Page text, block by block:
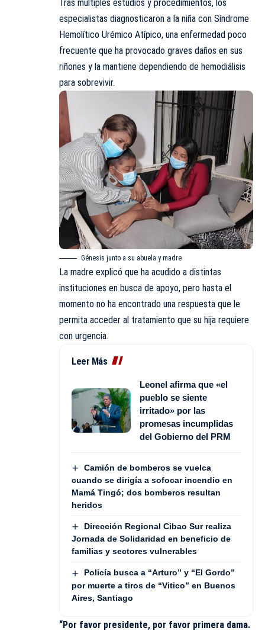
Tras múltiples estudios y procedimientos, los
especialistas diagnosticaron a la niña con Síndrome
Hemolítico Urémico Atípico, una enfermedad poco
frecuente que ha provocado graves daños en sus
riñones y la mantiene dependiendo de hemodiálisis
para sobrevivir.
Génesis junto a su abuela y madre
La madre explicó que ha acudido a distintas
instituciones en busca de apoyo, pero hasta el
momento no ha encontrado una respuesta que le
permita acceder al tratamiento que su hija requiere
con urgencia.
Leer Más
Leonel afirma que «el
pueblo se siente
irritado» por las
promesas incumplidas
del Gobierno del PRM
Camión de bomberos se vuelca
cuando se dirigía a sofocar incendio en
Mamá Tingó; dos bomberos resultan
heridos
Dirección Regional Cibao Sur realiza
Jornada de Solidaridad en beneficio de
familias y sectores vulnerables
Policía busca a “Arturo” y “El Gordo”
por muerte a tiros de “Vitico” en Buenos
Aires, Santiago
“Por favor presidente, por favor primera dama.